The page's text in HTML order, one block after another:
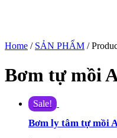
Home / SẢN PHẨM /
Bơm tự mồi
Sale!
Bơm ly tâm tự mồi